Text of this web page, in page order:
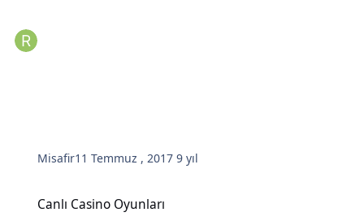
Misafir11 Temmuz , 20179 yıl
Canlı Casino Oyunları